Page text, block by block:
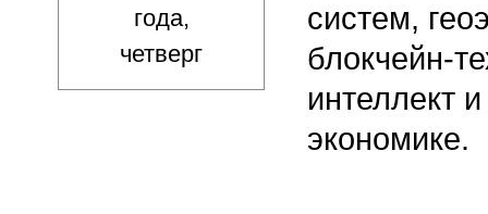
года,
четверг
систем,
блокчейн-
интеллект
экономике.